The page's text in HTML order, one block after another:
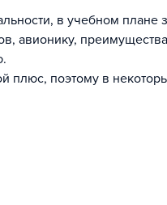
в учебном плане
авионику, преимущества
плюс, поэтому в